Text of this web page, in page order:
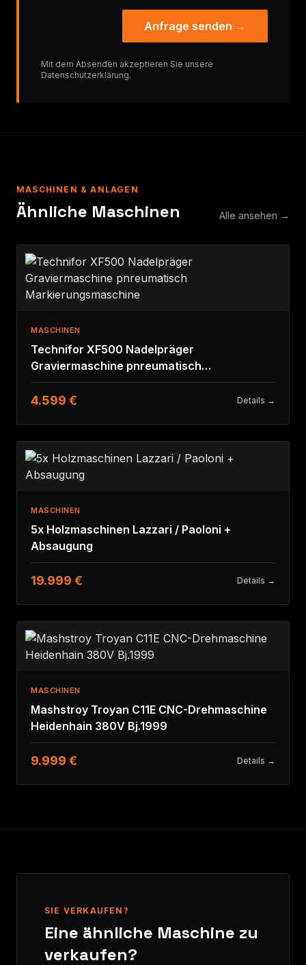
Anfrage senden →
Mit dem Absenden akzeptieren Sie unsere
Datenschutzerklärung.
MASCHINEN & ANLAGEN
Ähnliche Maschinen Alle ansehen →
MASCHINEN
Technifor XF500 Nadelpräger
Graviermaschine pnreumatisch
Markierungsmaschine
4.599 € Details →
MASCHINEN
5x Holzmaschinen Lazzari / Paoloni +
Absaugung
19.999 € Details →
MASCHINEN
Mashstroy Troyan C11E CNC-Drehmaschine
Heidenhain 380V Bj.1999
9.999 € Details →
SIE VERKAUFEN?
Eine ähnliche Maschine zu
verkaufen?